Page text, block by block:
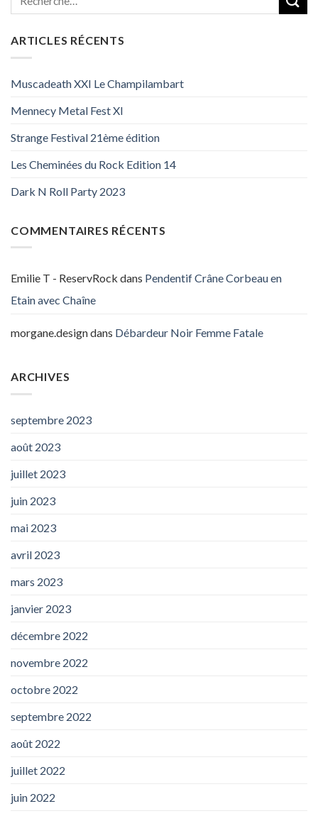
ARTICLES RÉCENTS
Muscadeath XXI Le Champilambart
Mennecy Metal Fest XI
Strange Festival 21ème édition
Les Cheminées du Rock Edition 14
Dark N Roll Party 2023
COMMENTAIRES RÉCENTS
Emilie T - ReservRock dans Pendentif Crâne Corbeau en
Etain avec Chaîne
morgane.designdans Débardeur Noir Femme Fatale
ARCHIVES
septembre 2023
août 2023
juillet 2023
juin 2023
mai 2023
avril 2023
mars 2023
janvier 2023
décembre 2022
novembre 2022
octobre 2022
septembre 2022
août 2022
juillet 2022
juin 2022